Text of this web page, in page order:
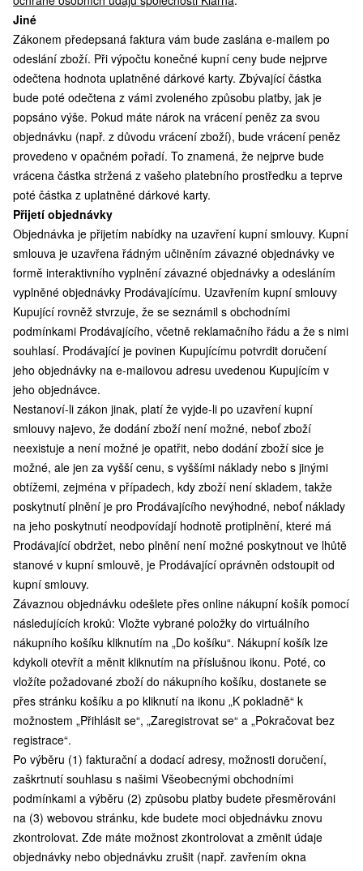
Jiné
Zákonem předepsaná faktura vám bude zaslána e-mailem po
odeslání zboží. Při výpočtu konečné kupní ceny bude nejprve
odečtena hodnota uplatněné dárkové karty. Zbývající částka
bude poté odečtena z vámi zvoleného způsobu platby, jak je
popsáno výše. Pokud máte nárok na vrácení peněz za svou
objednávku (např. z důvodu vrácení zboží), bude vrácení peněz
provedeno v opačném pořadí. To znamená, že nejprve bude
vrácena částka stržená z vašeho platebního prostředku a teprve
poté částka z uplatněné dárkové karty.
Přijetí objednávky
Objednávka je přijetím nabídky na uzavření kupní smlouvy. Kupní
smlouva je uzavřena řádným učiněním závazné objednávky ve
formě interaktivního vyplnění závazné objednávky a odesláním
vyplněné objednávky Prodávajícímu. Uzavřením kupní smlouvy
Kupující rovněž stvrzuje, že se seznámil s obchodními
podmínkami Prodávajícího, včetně reklamačního řádu a že s nimi
souhlasí. Prodávající je povinen Kupujícímu potvrdit doručení
jeho objednávky na e-mailovou adresu uvedenou Kupujícím v
jeho objednávce.
Nestanoví-li zákon jinak, platí že vyjde-li po uzavření kupní
smlouvy najevo, že dodání zboží není možné, neboť zboží
neexistuje a není možné je opatřit, nebo dodání zboží sice je
možné, ale jen za vyšší cenu, s vyššími náklady nebo s jinými
obtížemi, zejména v případech, kdy zboží není skladem, takže
poskytnutí plnění je pro Prodávajícího nevýhodné, neboť náklady
na jeho poskytnutí neodpovídají hodnotě protiplnění, které má
Prodávající obdržet, nebo plnění není možné poskytnout ve lhůtě
stanové v kupní smlouvě, je Prodávající oprávněn odstoupit od
kupní smlouvy.
Závaznou objednávku odešlete přes online nákupní košík pomocí
následujících kroků: Vložte vybrané položky do virtuálního
nákupního košíku kliknutím na „Do košíku“. Nákupní košík lze
kdykoli otevřít a měnit kliknutím na příslušnou ikonu. Poté, co
vložíte požadované zboží do nákupního košíku, dostanete se
přes stránku košíku a po kliknutí na ikonu „K pokladně“ k
možnostem „Přihlásit se“, „Zaregistrovat se“ a „Pokračovat bez
registrace“.
Po výběru (1) fakturační a dodací adresy, možnosti doručení,
zaškrtnutí souhlasu s našimi Všeobecnými obchodními
podmínkami a výběru (2) způsobu platby budete přesměrováni
na (3) webovou stránku, kde budete moci objednávku znovu
zkontrolovat. Zde máte možnost zkontrolovat a změnit údaje
objednávky nebo objednávku zrušit (např. zavřením okna